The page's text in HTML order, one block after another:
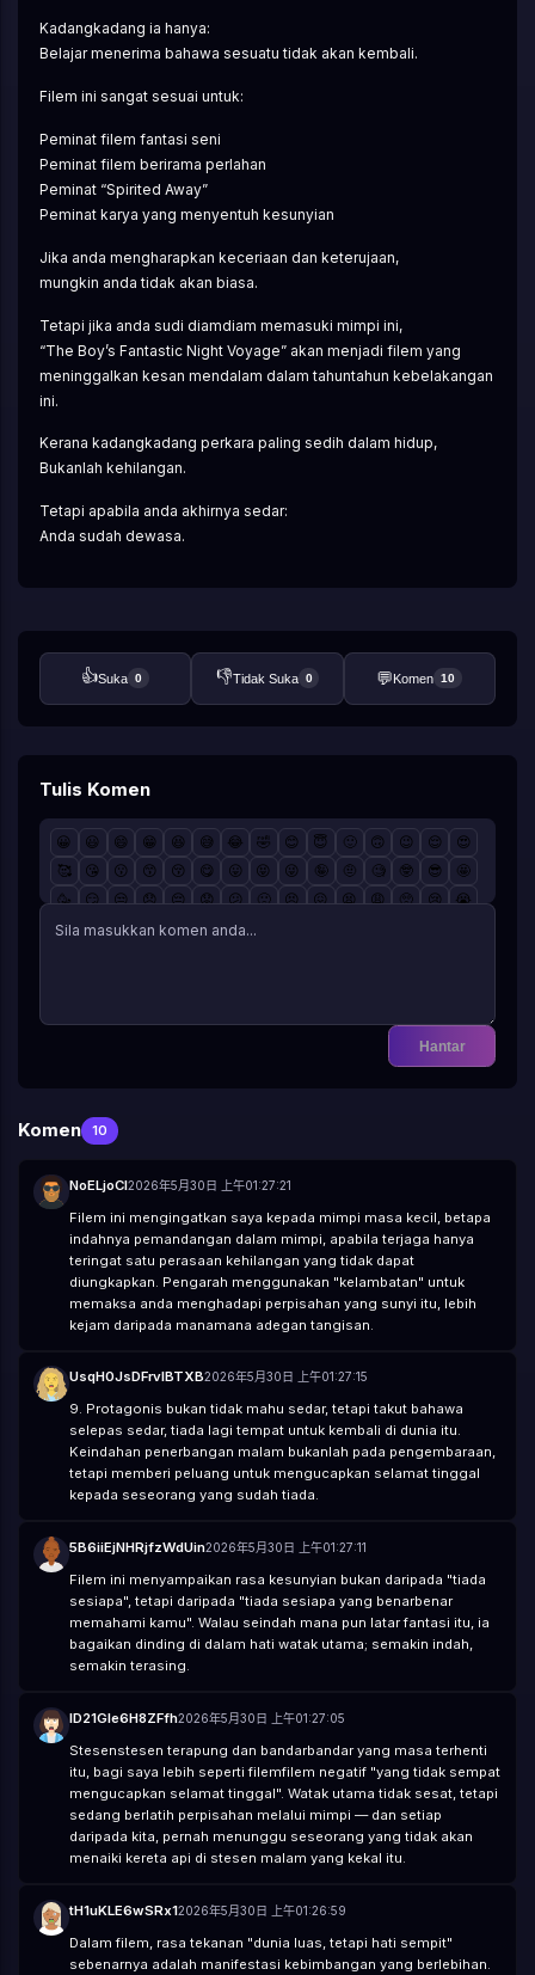
Kadangkadang ia hanya:
Belajar menerima bahawa sesuatu tidak akan kembali.
Filem ini sangat sesuai untuk:
Peminat filem fantasi seni
Peminat filem berirama perlahan
Peminat “Spirited Away”
Peminat karya yang menyentuh kesunyian
Jika anda mengharapkan keceriaan dan keterujaan,
mungkin anda tidak akan biasa.
Tetapi jika anda sudi diamdiam memasuki mimpi ini,
“The Boy’s Fantastic Night Voyage” akan menjadi filem yang
meninggalkan kesan mendalam dalam tahuntahun kebelakangan
ini.
Kerana kadangkadang perkara paling sedih dalam hidup,
Bukanlah kehilangan.
Tetapi apabila anda akhirnya sedar:
Anda sudah dewasa.
👍Suka 0 👎Tidak Suka 0 💬Komen 10
Tulis Komen
😀 😃 😄 😁 😆 😅 😂 🤣 😊 😇 🙂 🙃 😉 😌
😍
🥰
😘 😗 😙 😚 😋 😛 😝 😜 🤪 🤨 🧐 🤓 😎
🤩
🥳
😏 😒 😞 😔 😟 😕 🙁 😣 😖 😫 😩 🥺 😢
😭
😤
😠 😡 🤬 🤯 😳 🥵
Hantar
Komen 10
NoELjoCl2026年5月30日 上午01:27:21
Filem ini mengingatkan saya kepada mimpi masa kecil, betapa
indahnya pemandangan dalam mimpi, apabila terjaga hanya
teringat satu perasaan kehilangan yang tidak dapat
diungkapkan. Pengarah menggunakan "kelambatan" untuk
memaksa anda menghadapi perpisahan yang sunyi itu, lebih
kejam daripada manamana adegan tangisan.
UsqH0JsDFrvlBTXB2026年5月30日 上午01:27:15
9. Protagonis bukan tidak mahu sedar, tetapi takut bahawa
selepas sedar, tiada lagi tempat untuk kembali di dunia itu.
Keindahan penerbangan malam bukanlah pada pengembaraan,
tetapi memberi peluang untuk mengucapkan selamat tinggal
kepada seseorang yang sudah tiada.
5B6iiEjNHRjfzWdUin2026年5月30日 上午01:27:11
Filem ini menyampaikan rasa kesunyian bukan daripada "tiada
sesiapa", tetapi daripada "tiada sesiapa yang benarbenar
memahami kamu". Walau seindah mana pun latar fantasi itu, ia
bagaikan dinding di dalam hati watak utama; semakin indah,
semakin terasing.
ID21Gle6H8ZFfh2026年5月30日 上午01:27:05
Stesenstesen terapung dan bandarbandar yang masa terhenti
itu, bagi saya lebih seperti filemfilem negatif "yang tidak sempat
mengucapkan selamat tinggal". Watak utama tidak sesat, tetapi
sedang berlatih perpisahan melalui mimpi — dan setiap
daripada kita, pernah menunggu seseorang yang tidak akan
menaiki kereta api di stesen malam yang kekal itu.
tH1uKLE6wSRx12026年5月30日 上午01:26:59
Dalam filem, rasa tekanan "dunia luas, tetapi hati sempit"
sebenarnya adalah manifestasi kebimbangan yang berlebihan.